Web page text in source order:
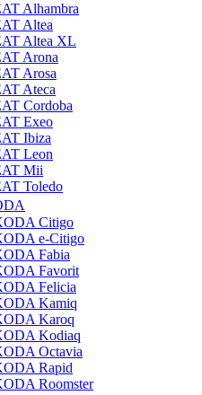
Alhambra
Altea
Altea XL
Arona
Arosa
Ateca
Cordoba
Exeo
Ibiza
Leon
Mii
Toledo
Citigo
e-Citigo
Fabia
Favorit
Felicia
Kamiq
Karoq
Kodiaq
Octavia
Rapid
Roomster